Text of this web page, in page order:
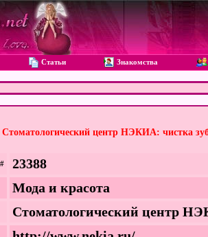
Статьи Знакомства
центр НЭКИА: чистка
23388
Мода и красота
Стоматологический центр